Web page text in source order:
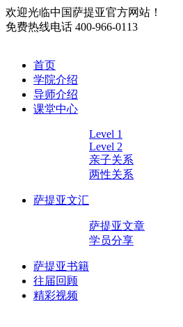
欢迎光临中国萨提亚官方网站！
免费热线电话 400-966-0113
首页
学院介绍
导师介绍
课堂中心
Level 1
Level 2
亲子关系
两性关系
萨提亚文汇
萨提亚文章
学员分享
萨提亚书籍
往届回顾
精彩视频